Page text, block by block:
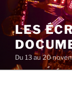
au
contenu
principal
LES
Du 13 au 20